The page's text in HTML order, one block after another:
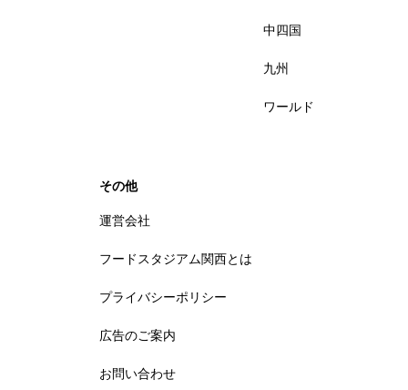
中四国
九州
ワールド
その他
運営会社
フードスタジアム関西とは
プライバシーポリシー
広告のご案内
お問い合わせ